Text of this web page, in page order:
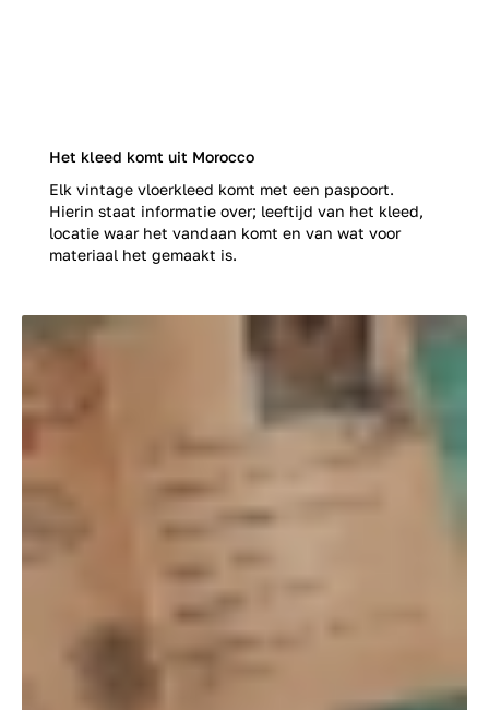
Het kleed komt uit Morocco
Elk vintage vloerkleed komt met een paspoort.
Hierin staat informatie over; leeftijd van het kleed,
locatie waar het vandaan komt en van wat voor
materiaal het gemaakt is.